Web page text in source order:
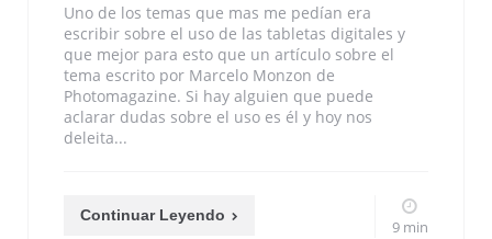
Uno de los temas que mas me pedían era
escribir sobre el uso de las tabletas digitales y
que mejor para esto que un artículo sobre el
tema escrito por Marcelo Monzon de
Photomagazine. Si hay alguien que puede
aclarar dudas sobre el uso es él y hoy nos
deleita...
Continuar Leyendo
9 min